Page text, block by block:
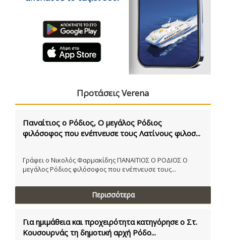
Προτάσεις Verena
Παναίτιος ο Ρόδιος, Ο μεγάλος Ρόδιος
φιλόσοφος που ενέπνευσε τους Λατίνους φιλοσ...
Γράφει ο Νικολός Φαρμακίδης ΠΑΝΑΙΤΙΟΣ Ο ΡΟΔΙΟΣ Ο
μεγάλος Ρόδιος φιλόσοφος που ενέπνευσε τους...
Περισσότερα
Για ημιμάθεια και προχειρότητα κατηγόρησε ο Στ.
Κουσουρνάς τη δημοτική αρχή Ρόδο...